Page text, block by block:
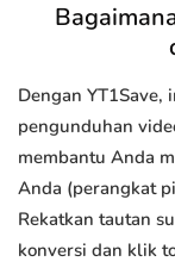
Dengan YT1Save,
pengunduhan
membantu Anda
Anda (perangkat
Rekatkan tautan
konversi dan klik